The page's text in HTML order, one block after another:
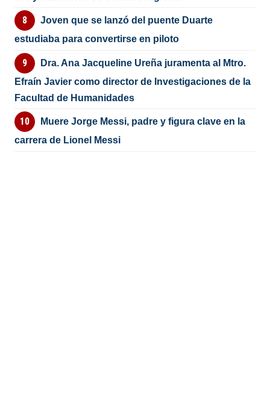
Joven que se lanzó del puente Duarte
estudiaba para convertirse en piloto
Dra. Ana Jacqueline Ureña juramenta al Mtro.
Efraín Javier como director de Investigaciones de la
Facultad de Humanidades
Muere Jorge Messi, padre y figura clave en la
carrera de Lionel Messi